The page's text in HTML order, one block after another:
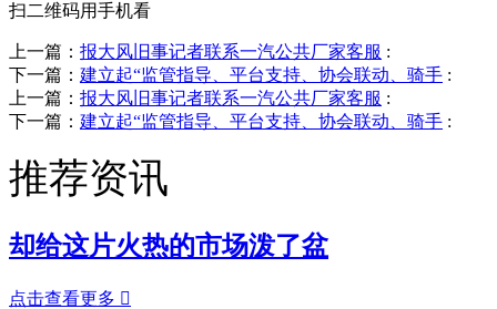
扫二维码用手机看
上一篇： 报大风旧事记者联系一汽公共厂家客服 :
下一篇： 建立起“监管指导、平台支持、协会联动、骑手 :
上一篇： 报大风旧事记者联系一汽公共厂家客服 :
下一篇： 建立起“监管指导、平台支持、协会联动、骑手 :
推荐资讯
却给这片火热的市场泼了盆
点击查看更多 